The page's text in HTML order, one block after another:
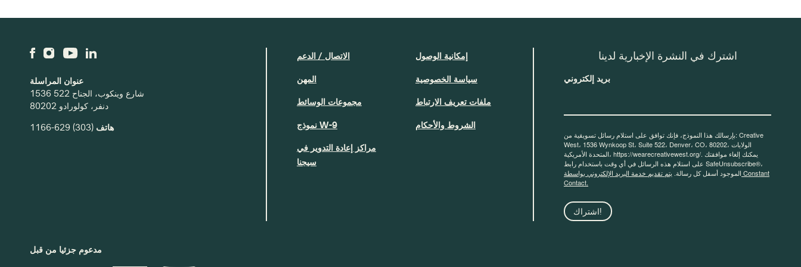
عنوان المراسلة
1536 شارع وينكوب، الجناح 522
دنفر، كولورادو 80202
هاتف (303) 629-1166
الاتصال / الدعم
المهن
مجموعات الوسائط
نموذج W-9
مراكز إعادة التدوير في
سيجنا
إمكانية الوصول
سياسة الخصوصية
ملفات تعريف الارتباط
الشروط والأحكام
اشترك في النشرة الإخبارية لدينا
بريد إلكتروني
بإرسالك هذا النموذج، فإنك توافق على استلام رسائل تسويقية من: Creative
West، 1536 Wynkoop St، Suite 522، Denver، CO، 80202، الولايات
المتحدة الأمريكية، https://wearecreativewest.org/. يمكنك إلغاء موافقتك
على استلام هذه الرسائل في أي وقت باستخدام رابط SafeUnsubscribe®،
الموجود أسفل كل رسالة. يتم تقديم خدمة البريد الإلكتروني بواسطة Constant
Contact.
اشتراك!
مدعوم جزئيا من قبل